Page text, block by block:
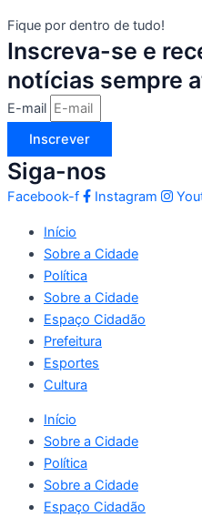
Fique por dentro de tudo!
Inscreva-se e
notícias sempre
E-mail
Inscrever
Siga-nos
Facebook-f Instagram
Início
Sobre a Cidade
Política
Sobre a Cidade
Espaço Cidadão
Prefeitura
Esportes
Cultura
Início
Sobre a Cidade
Política
Sobre a Cidade
Espaço Cidadão